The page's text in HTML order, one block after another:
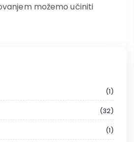
možemo učiniti
1
32
1